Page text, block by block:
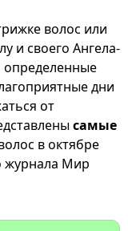
волос или
и своего Ангела-
определенные
дни
от
самые
в октябре
журнала Мир